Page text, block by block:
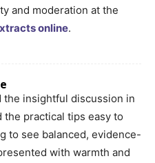
and moderation at the
online.
the insightful discussion in
the practical tips easy to
to see balanced, evidence-
with warmth and